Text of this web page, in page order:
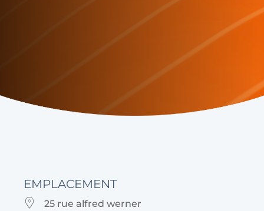
EMPLACEMENT
25 rue alfred werner